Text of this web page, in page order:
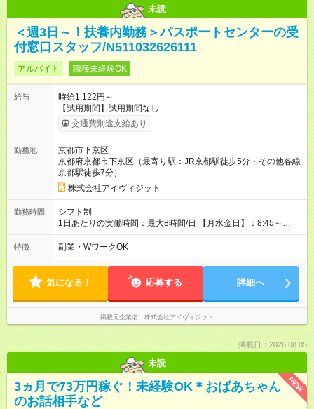
未読
＜週3日～！扶養内勤務＞パスポートセンターの受
付窓口スタッフ/N511032626111
アルバイト 職種未経験OK
給与
時給1,122円～
【試用期間】試用期間なし
交通費別途支給あり
勤務地
京都市下京区
京都府京都市下京区（最寄り駅：JR京都駅徒歩5分・その他各線
京都駅徒歩7分）
株式会社アイヴィジット
勤務時間
シフト制
1日あたりの実働時間：最大8時間/日 【月水金日】：8:45～
16:30 【火木】：8:45～19:00 週3日～OK、シフト制 ※扶養内
勤務OK ※月1回～2回程度、日曜日出勤をお願いします。 ※時間
ん。
特徴 副業・WワークOK
気になる！ 応募する 詳細へ
掲載元企業名 株式会社アイヴィジット
掲載日：2026.08.05
未読
NEW
3ヵ月で73万円稼ぐ！未経験OK＊おばあちゃん
のお話相手など